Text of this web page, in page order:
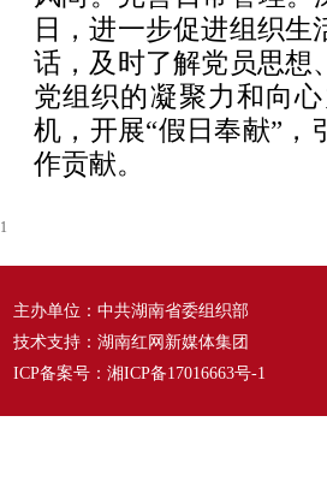
日，进一步促进组织
话，及时了解党员思想
党组织的凝聚力和向
机，开展“假日奉献”，
作贡献。
1
主办单位：中共湖南省委组织部
技术支持：湖南红网新媒体集团
ICP备案号： 湘ICP备17016663号-1